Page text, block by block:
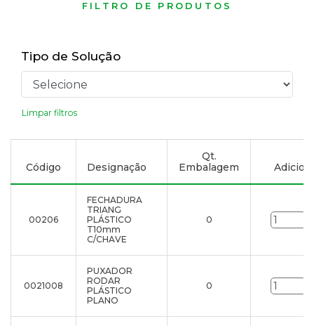
FILTRO DE PRODUTOS
Tipo de Solução
Limpar filtros
Código Designação
Qt.
Embalagem
00206
FECHADURA
TRIANG
PLÁSTICO
T10mm
C/CHAVE
0
0021008
PUXADOR
RODAR
PLÁSTICO
PLANO
0